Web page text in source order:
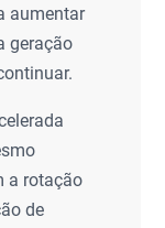
aumentar
geração
a rotação
de